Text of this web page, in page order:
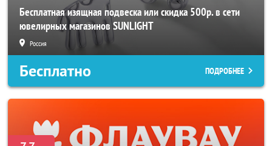
Бесплатная изящная подвеска или скидка 500р. в сети
ювелирных магазинов SUNLIGHT
Россия
Бесплатно ПОДРОБНЕЕ